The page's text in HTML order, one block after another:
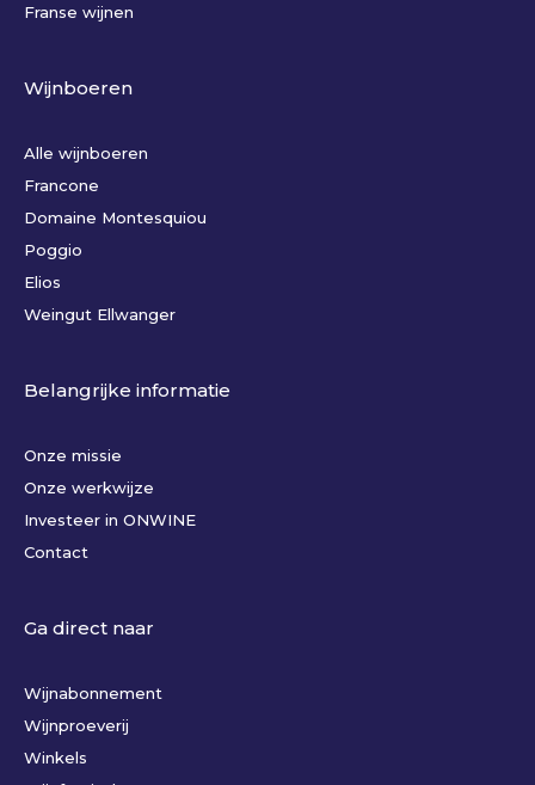
Franse wijnen
Wijnboeren
Alle wijnboeren
Francone
Domaine Montesquiou
Poggio
Elios
Weingut Ellwanger
Belangrijke informatie
Onze missie
Onze werkwijze
Investeer in ONWINE
Contact
Ga direct naar
Wijnabonnement
Wijnproeverij
Winkels